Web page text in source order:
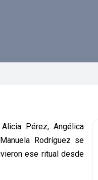
Pérez, Angélica
Rodríguez se
ese ritual desde